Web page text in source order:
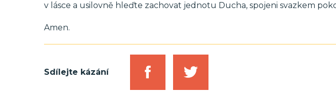
v lásce a usilovně hleďte zachovat jednotu Ducha, spojeni svazkem
Amen.
Sdílejte kázání